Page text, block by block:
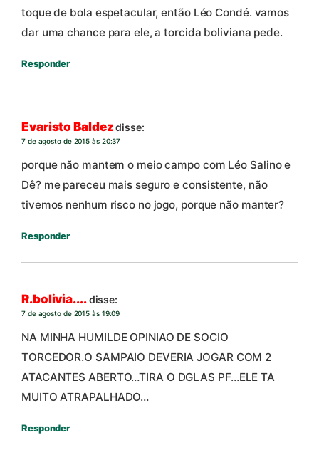
toque de bola espetacular, então Léo Condé. vamos
dar uma chance para ele, a torcida boliviana pede.
Responder
Evaristo Baldez disse:
7 de agosto de 2015 às 20:37
porque não mantem o meio campo com Léo Salino e
Dê? me pareceu mais seguro e consistente, não
tivemos nenhum risco no jogo, porque não manter?
Responder
R.bolivia....disse:
7 de agosto de 2015 às 19:09
NA MINHA HUMILDE OPINIAO DE SOCIO
TORCEDOR.O SAMPAIO DEVERIA JOGAR COM 2
ATACANTES ABERTO…TIRA O DGLAS PF…ELE TA
MUITO ATRAPALHADO…
Responder